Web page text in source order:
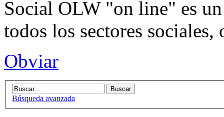
Social OLW "on line" es
todos los sectores sociales,
Obviar
Búsqueda avanzada